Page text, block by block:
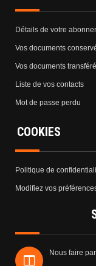
Détails de votre
Vos documents
Vos documents
Liste de vos contacts
Mot de passe perdu
COOKIES
Politique de
Modifiez vos
Nous faire